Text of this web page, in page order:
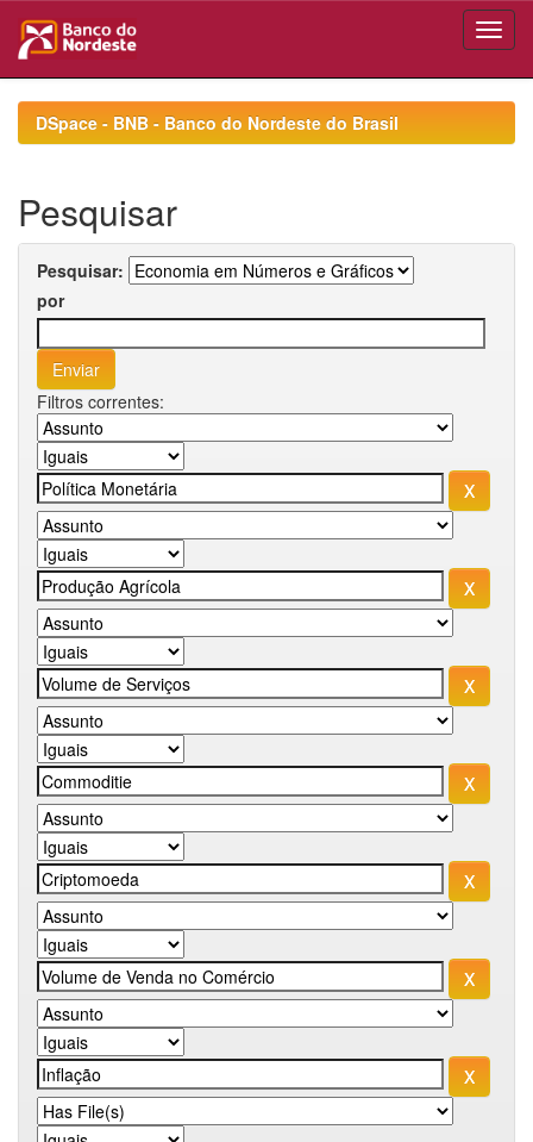
navigationDSpace - BNB - Banco do Nordeste do Brasil
Pesquisar
Pesquisar:
por
Filtros correntes: